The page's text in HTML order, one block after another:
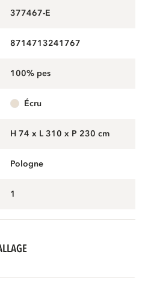
377467-E
8714713241767
100% pes
écru
H 74 x L 310 x P 230 cm
Pologne
1